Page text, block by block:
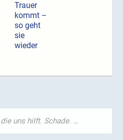
Trauer
kommt –
so geht
sie
wieder